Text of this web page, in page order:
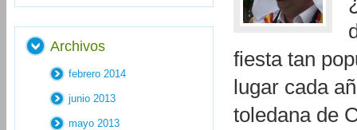
fiesta tan
lugar cada
toledana de
Archivos
febrero 2014
junio 2013
mayo 2013